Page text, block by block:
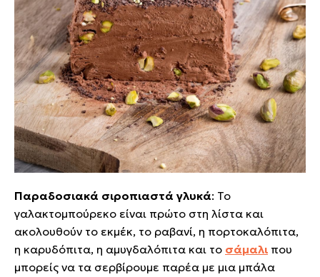
Παραδοσιακά σιροπιαστά γλυκά: Το
γαλακτομπούρεκο είναι πρώτο στη λίστα και
ακολουθούν το εκμέκ, το ραβανί, η πορτοκαλόπιτα,
η καρυδόπιτα, η αμυγδαλόπιτα και το σάμαλι που
μπορείς να τα σερβίρουμε παρέα με μια μπάλα